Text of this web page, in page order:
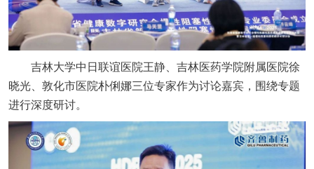
吉林大学中日联谊医院王静、吉林医药学院附属医院徐
晓光、敦化市医院朴俐娜三位专家作为讨论嘉宾，围绕专题
进行深度研讨。